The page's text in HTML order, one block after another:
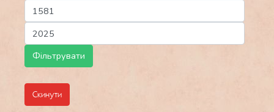
Скинути